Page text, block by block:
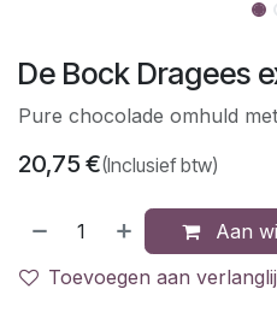
De Bock Dragees
Pure chocolade omhuld
20,75 €(Inclusief btw)
Aan
Toevoegen aan